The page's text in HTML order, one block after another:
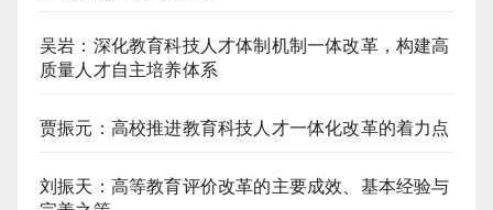
吴岩：深化教育科技人才体制机制一体改革，构建高
质量人才自主培养体系
贾振元：高校推进教育科技人才一体化改革的着力点
刘振天：高等教育评价改革的主要成效、基本经验与